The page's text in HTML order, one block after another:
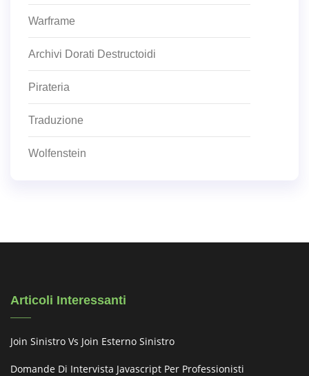
Warframe
Archivi Dorati Destructoidi
Pirateria
Traduzione
Wolfenstein
Articoli Interessanti
Join Sinistro Vs Join Esterno Sinistro
Domande Di Intervista Javascript Per Professionisti